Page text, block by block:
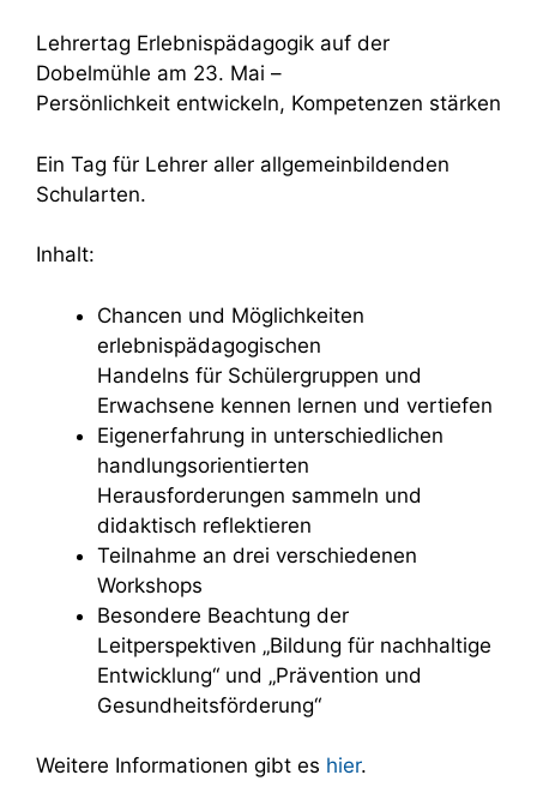
Lehrertag Erlebnispädagogik auf der
Dobelmühle am 23. Mai –
Persönlichkeit entwickeln, Kompetenzen stärken
Ein Tag für Lehrer aller allgemeinbildenden
Schularten.
Inhalt:
Chancen und Möglichkeiten
erlebnispädagogischen
Handelns für Schülergruppen und
Erwachsene kennen lernen und vertiefen
Eigenerfahrung in unterschiedlichen
handlungsorientierten
Herausforderungen sammeln und
didaktisch reflektieren
Teilnahme an drei verschiedenen
Workshops
Besondere Beachtung der
Leitperspektiven „Bildung für nachhaltige
Entwicklung“ und „Prävention und
Gesundheitsförderung“
Weitere Informationen gibt es hier.